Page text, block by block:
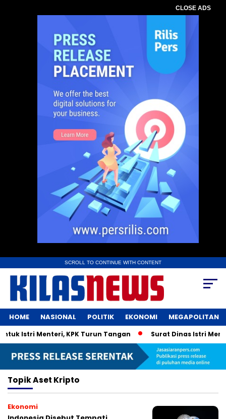
CLOSE ADS
SCROLL TO CONTINUE WITH CONTENT
HOME NASIONAL POLITIK EKONOMI MEGAPOLITAN
Istri Menteri, KPK Turun Tangan Surat Dinas Istri
TopikAset Kripto
Ekonomi